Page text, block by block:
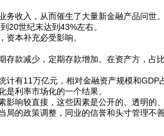
收入，从而催生了大量新金融产品问世
20世纪末达到43%左右。
本补充必受影响。
款减少，定期存款增加。在资产方，占
有11万亿元，相对金融资产规模和GDP
利率市场化的一个结果。
响较直接，这些因素是公开的、透明的、
局的政策调整，同业的信誉和头寸管理不